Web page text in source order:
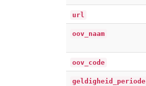
url
oov_naam
oov_code
geldigheid_periode